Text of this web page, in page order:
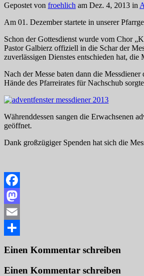
Gepostet von froehlich am Dez. 4, 2013 in
Am 01. Dezember startete in unserer
Schon der Gottesdienst wurde vom Chor
Pastor Galbierz offiziell in die Schar der
zuverlässigen Dienstes entschieden hat, die
Nach der Messe baten dann die
Hände des Pfarreirates für Nachschub
Währenddessen sangen die Erwachsenen
geöffnet.
Dank großzügiger Spenden hat sich die
Facebook
Mastodon
Email
Einen Kommentar schreiben
Einen Kommentar schreiben